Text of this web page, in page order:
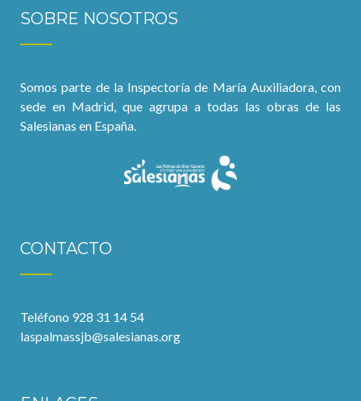
SOBRE NOSOTROS
Somos parte de la Inspectoría de María Auxiliadora, con
sede en Madrid, que agrupa a todas las obras de las
Salesianas en España.
CONTACTO
Teléfono 928 31 14 54
laspalmassjb@salesianas.org